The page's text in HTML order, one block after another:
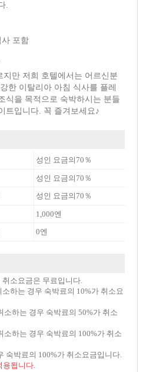
.
사 포함
만 저희 호텔에서는 어르신분
한 이탈리아 아침 식사를 플레
식을 목적으로 숙박하시는 분들
트입니다. 꼭 즐겨보세요♪
성인 요금의70％
성인 요금의70％
성인 요금의70％
1,000엔
0엔
소요금은 무료입니다.
하는 경우 숙박료의 10%가 취소요
하는 경우 숙박료의 50%가 취소
하는 경우 숙박료의 100%가 취소
숙박료의 100%가 취소요금입니다.
됩니다.